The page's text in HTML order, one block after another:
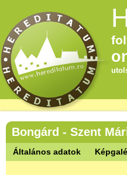
Bongárd - Szent
Általános adatok